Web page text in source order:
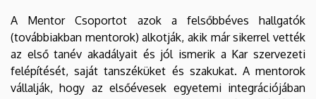
A Mentor Csoportot azok a felsőbbéves hallgatók
(továbbiakban mentorok) alkotják, akik már sikerrel vették
az első tanév akadályait és jól ismerik a Kar szervezeti
felépítését, saját tanszéküket és szakukat. A mentorok
vállalják, hogy az elsőévesek egyetemi integrációjában